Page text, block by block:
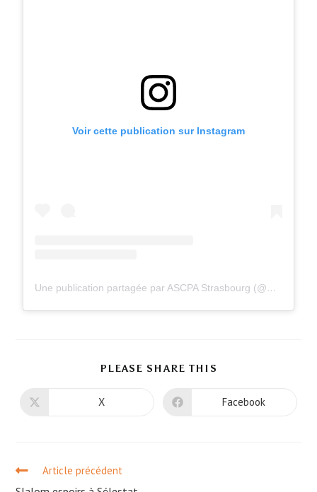
Voir cette publication sur Instagram
Une publication partagée par ASCPA Strasbourg (@ascpastrasbourg)
PLEASE SHARE THIS
X Facebook
Article précédent